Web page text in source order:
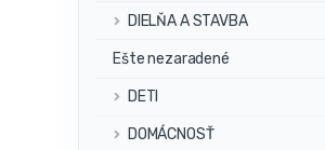
DIELŇA A STAVBA
Ešte nezaradené
DETI
DOMÁCNOSŤ